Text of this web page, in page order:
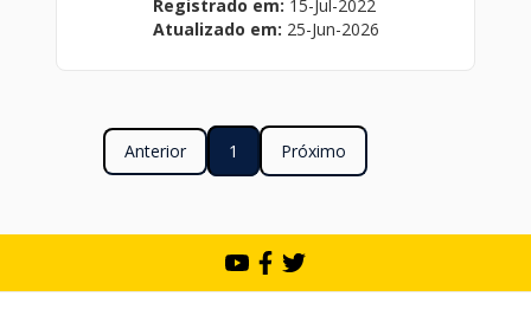
Registrado em: 15-Jul-2022
Atualizado em: 25-Jun-2026
Anterior 1 Próximo